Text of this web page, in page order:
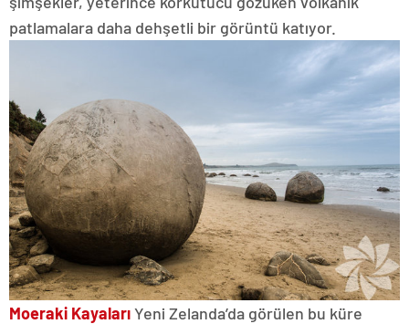
patlamalara daha dehşetli bir görüntü katıyor.
Moeraki KayalarıYeni Zelanda’da görülen bu küre